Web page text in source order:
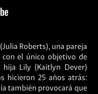
Roberts), una pareja
con el único objetivo de
Lily (Kaitlyn Dever)
hicieron 25 años atrás:
también provocará que